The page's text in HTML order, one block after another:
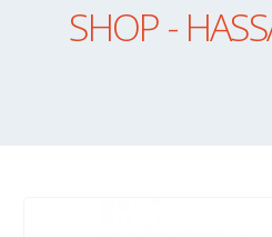
SHOP -